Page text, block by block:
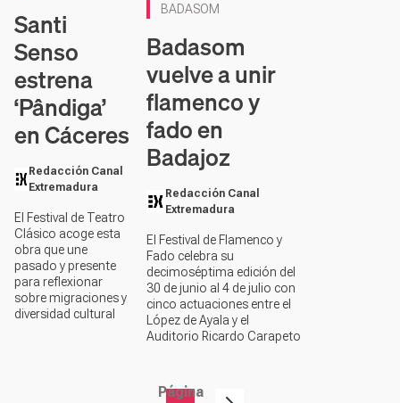
Santi
Senso
estrena
‘Pândiga’
en Cáceres
Redacción Canal
Extremadura
El Festival de Teatro
Clásico acoge esta
obra que une
pasado y presente
para reflexionar
sobre migraciones y
diversidad cultural
BADASOM
Badasom
vuelve a unir
flamenco y
fado en
Badajoz
Redacción Canal
Extremadura
El Festival de Flamenco y
Fado celebra su
decimoséptima edición del
30 de junio al 4 de julio con
cinco actuaciones entre el
López de Ayala y el
Auditorio Ricardo Carapeto
Página